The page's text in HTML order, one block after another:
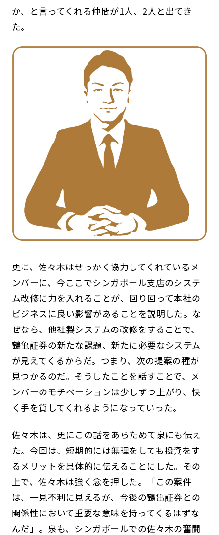
か、と言ってくれる仲間が1人、2人と出てき
た。
更に、佐々木はせっかく協力してくれているメ
ンバーに、今ここでシンガポール支店のシステ
ム改修に力を入れることが、回り回って本社の
ビジネスに良い影響があることを説明した。な
ぜなら、他社製システムの改修をすることで、
鶴亀証券の新たな課題、新たに必要なシステム
が見えてくるからだ。つまり、次の提案の種が
見つかるのだ。そうしたことを話すことで、メ
ンバーのモチベーションは少しずつ上がり、快
く手を貸してくれるようになっていった。
佐々木は、更にこの話をあらためて泉にも伝え
た。今回は、短期的には無理をしても投資をす
るメリットを具体的に伝えることにした。その
上で、佐々木は強く念を押した。「この案件
は、一見不利に見えるが、今後の鶴亀証券との
関係性において重要な意味を持ってくるはずな
んだ」。泉も、シンガポールでの佐々木の奮闘